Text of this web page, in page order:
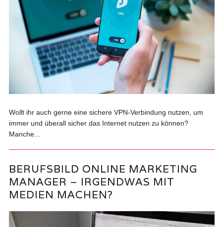
Wollt ihr auch gerne eine sichere VPN-Verbindung nutzen, um
immer und überall sicher das Internet nutzen zu können?
Manche...
BERUFSBILD ONLINE MARKETING
MANAGER – IRGENDWAS MIT
MEDIEN MACHEN?